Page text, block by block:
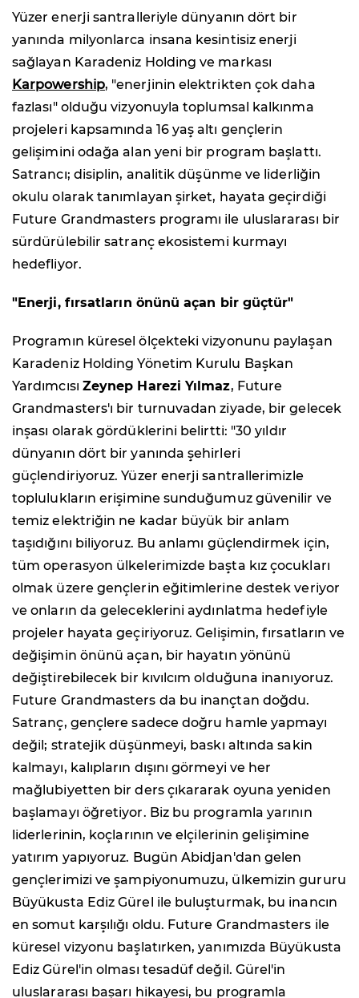
Yüzer enerji santralleriyle dünyanın dört bir
yanında milyonlarca insana kesintisiz enerji
sağlayan Karadeniz Holding ve markası
Karpowership, "enerjinin elektrikten çok daha
fazlası" olduğu vizyonuyla toplumsal kalkınma
projeleri kapsamında 16 yaş altı gençlerin
gelişimini odağa alan yeni bir program başlattı.
Satrancı; disiplin, analitik düşünme ve liderliğin
okulu olarak tanımlayan şirket, hayata geçirdiği
Future Grandmasters programı ile uluslararası bir
sürdürülebilir satranç ekosistemi kurmayı
hedefliyor.
"Enerji, fırsatların önünü açan bir güçtür"
Programın küresel ölçekteki vizyonunu paylaşan
Karadeniz Holding Yönetim Kurulu Başkan
Yardımcısı Zeynep Harezi Yılmaz, Future
Grandmasters'ı bir turnuvadan ziyade, bir gelecek
inşası olarak gördüklerini belirtti: "30 yıldır
dünyanın dört bir yanında şehirleri
güçlendiriyoruz. Yüzer enerji santrallerimizle
toplulukların erişimine sunduğumuz güvenilir ve
temiz elektriğin ne kadar büyük bir anlam
taşıdığını biliyoruz. Bu anlamı güçlendirmek için,
tüm operasyon ülkelerimizde başta kız çocukları
olmak üzere gençlerin eğitimlerine destek veriyor
ve onların da geleceklerini aydınlatma hedefiyle
projeler hayata geçiriyoruz. Gelişimin, fırsatların ve
değişimin önünü açan, bir hayatın yönünü
değiştirebilecek bir kıvılcım olduğuna inanıyoruz.
Future Grandmasters da bu inançtan doğdu.
Satranç, gençlere sadece doğru hamle yapmayı
değil; stratejik düşünmeyi, baskı altında sakin
kalmayı, kalıpların dışını görmeyi ve her
mağlubiyetten bir ders çıkararak oyuna yeniden
başlamayı öğretiyor. Biz bu programla yarının
liderlerinin, koçlarının ve elçilerinin gelişimine
yatırım yapıyoruz. Bugün Abidjan'dan gelen
gençlerimizi ve şampiyonumuzu, ülkemizin gururu
Büyükusta Ediz Gürel ile buluşturmak, bu inancın
en somut karşılığı oldu. Future Grandmasters ile
küresel vizyonu başlatırken, yanımızda Büyükusta
Ediz Gürel'in olması tesadüf değil. Gürel'in
uluslararası başarı hikayesi, bu programla